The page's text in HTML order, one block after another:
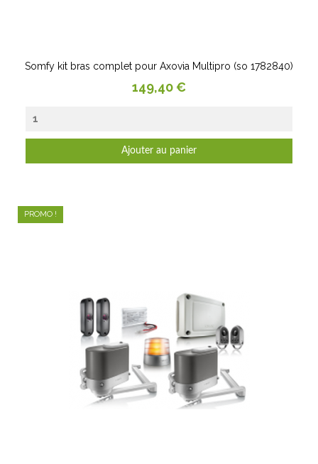
Somfy kit bras complet pour Axovia Multipro (so 1782840)
Prix
149,40 €
Ajouter au panier
PROMO !